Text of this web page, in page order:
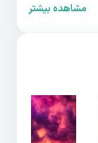
مشاهده بیشتر